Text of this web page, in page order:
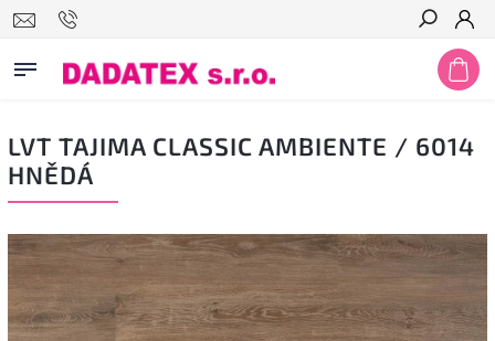
Hledat
LVT TAJIMA CLASSIC AMBIENTE / 6014
HNĚDÁ